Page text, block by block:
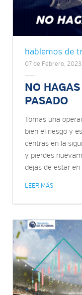
hablemos de
07 de Febrero,
NO
PASADO
Tomas una
bien el riesgo y
centras en la
y pierdes
dejas de estar en
LEER MÁS